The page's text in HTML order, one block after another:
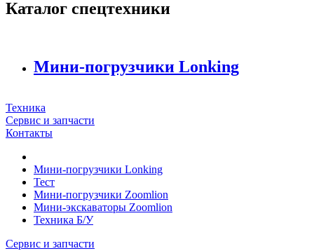
Каталог спецтехники
Мини-погрузчики Lonking
Техника
Сервис и запчасти
Контакты
Мини-погрузчики Lonking
Тест
Мини-погрузчики Zoomlion
Мини-экскаваторы Zoomlion
Техника Б/У
Сервис и запчасти